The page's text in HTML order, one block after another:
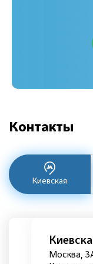
Контакты
Киевская
Москва,